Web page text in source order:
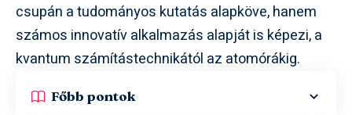
csupán a tudományos kutatás alapköve, hanem
számos innovatív alkalmazás alapját is képezi, a
kvantum számítástechnikától az atomórákig.
Főbb pontok